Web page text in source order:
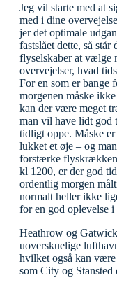
Jeg vil starte med at
med i dine
jer det optimale
fastslået dette, så
flyselskaber at vælge
overvejelser, hvad
For en som er bange
morgenen måske
kan der være meget
man vil have lidt god
tidligt oppe. Måske
lukket et øje – og
forstærke
kl 1200, er der god
ordentlig morgen
normalt heller ikke
for en god oplevelse
Heathrow og
uoverskuelige
hvilket også kan
som City og Stansted